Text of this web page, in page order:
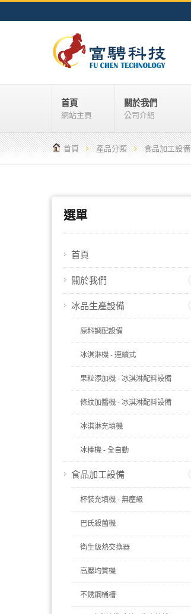
首頁
網站主頁
關於我們
公司介紹
首頁 產品分類 食品加工設備
選單
首頁
關於我們
冰品生產設備
原料調配設備
冰淇淋機 - 連續式
果粒添加機 - 冰淇淋配料設備
條紋加醬機 - 冰淇淋配料設備
冰淇淋充填機
冰棒機 - 全自動
食品加工設備
杯裝充填機 - 無塵級
巴氏殺菌機
衛生級熱交換器
高壓均質機
不銹鋼桶槽